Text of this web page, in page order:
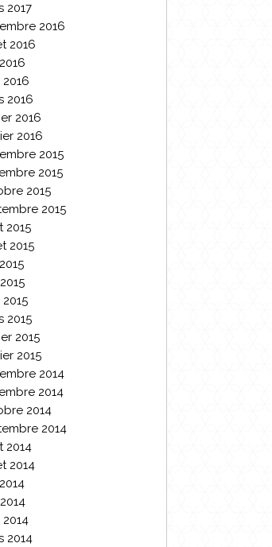
2017
2016
2016
2016
2016
2016
2015
2015
2015
2015
2015
2015
2015
2015
2015
2014
2014
2014
2014
2014
2014
2014